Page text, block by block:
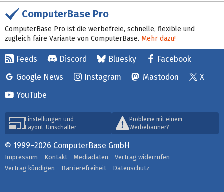
ComputerBase Pro
ComputerBase Pro ist die werbefreie, schnelle, flexible und
zugleich faire Variante von ComputerBase. Mehr dazu!
Feeds Discord Bluesky
Facebook
Google News
Instagram Mastodon
X
YouTube
Einstellungen und
Layout-Umschalter
Probleme mit einem
Werbebanner?
© 1999–2026 ComputerBase GmbH
Impressum Kontakt Mediadaten
Vertrag widerrufen
Vertrag kündigen
Barrierefreiheit Datenschutz